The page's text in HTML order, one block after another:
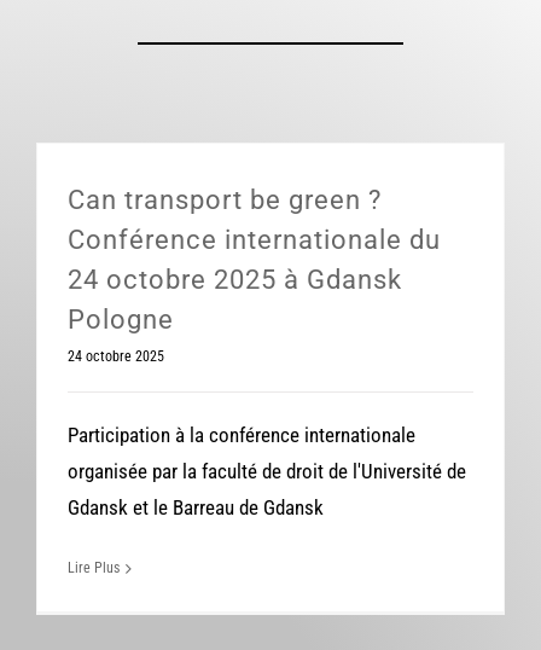
Can transport be green ?
Conférence internationale du
24 octobre 2025 à Gdansk
Pologne
24 octobre 2025
Participation à la conférence internationale
organisée par la faculté de droit de l'Université de
Gdansk et le Barreau de Gdansk
Lire Plus